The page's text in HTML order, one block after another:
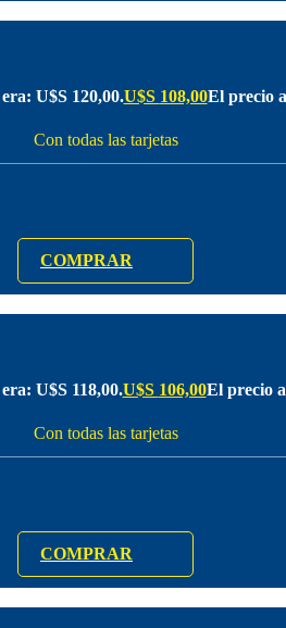
U$S 120,00.U$S 108,00El precio
Con todas las tarjetas
COMPRAR
U$S 118,00.U$S 106,00El precio
Con todas las tarjetas
COMPRAR